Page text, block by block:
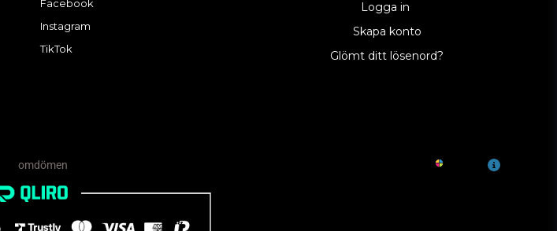
Facebook
Instagram
TikTok
Logga in
Skapa konto
Glömt ditt lösenord?